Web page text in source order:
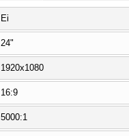
Ei
24"
1920x1080
16:9
5000:1